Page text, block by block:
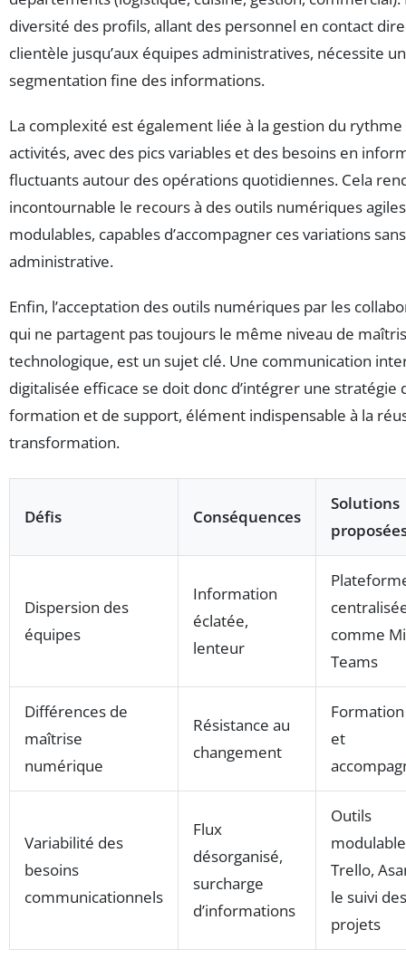
diversité des profils, allant des personnel en contact
clientèle jusqu’aux équipes administratives, nécessite
segmentation fine des informations.
La complexité est également liée à la gestion du rythme
activités, avec des pics variables et des besoins en
fluctuants autour des opérations quotidiennes. Cela
incontournable le recours à des outils numériques
modulables, capables d’accompagner ces variations
administrative.
Enfin, l’acceptation des outils numériques par les
qui ne partagent pas toujours le même niveau de
technologique, est un sujet clé. Une communication
digitalisée efficace se doit donc d’intégrer une stratégie
formation et de support, élément indispensable à la
transformation.
Défis Conséquences
Solutions
Dispersion des
équipes
Information
éclatée,
lenteur
comme
Teams
Différences de
maîtrise
numérique
Résistance au
changement
et
Variabilité des
besoins
communicationnels
Flux
désorganisé,
surcharge
d’informations
Outils
Trello,
le suivi des
projets